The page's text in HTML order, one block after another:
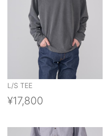
L/S TEE
¥17,800